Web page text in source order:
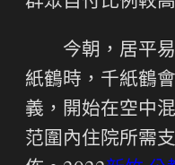
今朝，居平
紙鶴時，千紙鶴
義，開始在空中
范圍內住院所需